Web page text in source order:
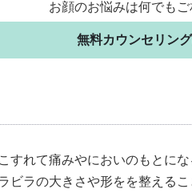
お顔のお悩みは何でもご
無料カウンセリン
すれて痛みやにおいのもとにな
ビラの大きさや形をを整える